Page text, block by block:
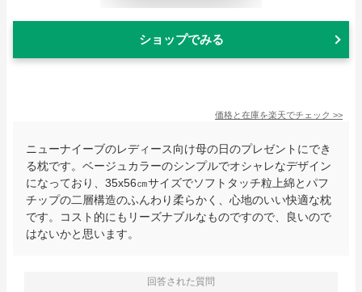
ショップでみる
価格と在庫を楽天でチェック >>
ニューナイーブのレディース向け母の日のプレゼントにでき
る枕です。ベージュカラーのシンプルでオシャレなデザイン
になっており、35x56㎝サイズでソフトタッチ粒上綿とパフ
チップの二層構造のふんわり柔らかく、心地のいい快適な枕
です。コスト的にもリーズナブルなものですので、良いので
はないかと思います。
回答された質問